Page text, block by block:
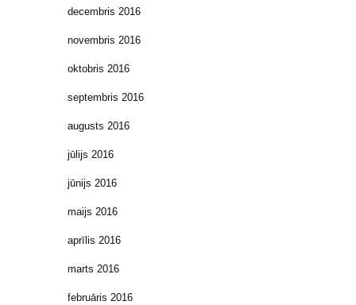
decembris 2016
novembris 2016
oktobris 2016
septembris 2016
augusts 2016
jūlijs 2016
jūnijs 2016
maijs 2016
aprīlis 2016
marts 2016
februāris 2016